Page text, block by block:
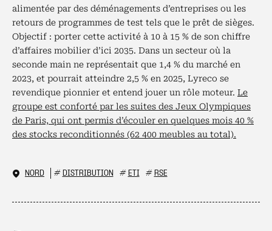
alimentée par des déménagements d’entreprises ou les
retours de programmes de test tels que le prêt de sièges.
Objectif : porter cette activité à 10 à 15 % de son chiffre
d’affaires mobilier d’ici 2035. Dans un secteur où la
seconde main ne représentait que 1,4 % du marché en
2023, et pourrait atteindre 2,5 % en 2025, Lyreco se
revendique pionnier et entend jouer un rôle moteur. Le
groupe est conforté par les suites des Jeux Olympiques
de Paris, qui ont permis d’écouler en quelques mois 40 %
des stocks reconditionnés (62 400 meubles au total).
NORD # DISTRIBUTION # ETI # RSE